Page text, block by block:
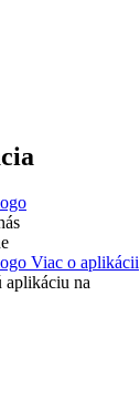
Viac o aplikácii
aplikáciu na